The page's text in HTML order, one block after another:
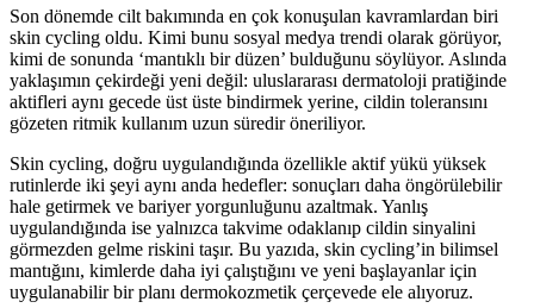
Son dönemde cilt bakımında en çok konuşulan kavramlardan biri
skin cycling oldu. Kimi bunu sosyal medya trendi olarak görüyor,
kimi de sonunda ‘mantıklı bir düzen’ bulduğunu söylüyor. Aslında
yaklaşımın çekirdeği yeni değil: uluslararası dermatoloji pratiğinde
aktifleri aynı gecede üst üste bindirmek yerine, cildin toleransını
gözeten ritmik kullanım uzun süredir öneriliyor.
Skin cycling, doğru uygulandığında özellikle aktif yükü yüksek
rutinlerde iki şeyi aynı anda hedefler: sonuçları daha öngörülebilir
hale getirmek ve bariyer yorgunluğunu azaltmak. Yanlış
uygulandığında ise yalnızca takvime odaklanıp cildin sinyalini
görmezden gelme riskini taşır. Bu yazıda, skin cycling’in bilimsel
mantığını, kimlerde daha iyi çalıştığını ve yeni başlayanlar için
uygulanabilir bir planı dermokozmetik çerçevede ele alıyoruz.